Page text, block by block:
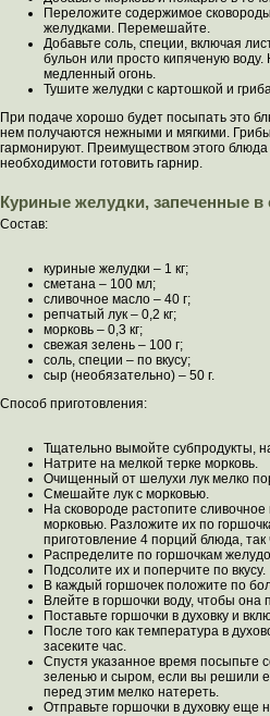
Переложите содержимое
желудками. Перемешайте.
Добавьте соль, специи, включая
бульон или просто кипяченую
медленный огонь.
Тушите желудки с картошкой и
При подаче хорошо будет посыпать это
нем получаются нежными и мягкими.
гармонируют. Преимуществом этого блюда
необходимости готовить гарнир.
Куриные желудки, запеченные в
Состав:
куриные желудки – 1 кг;
сметана – 100 мл;
сливочное масло – 40 г;
репчатый лук – 0,2 кг;
морковь – 0,3 кг;
свежая зелень – 100 г;
соль, специи – по вкусу;
сыр (необязательно) – 50 г.
Способ приготовления:
Тщательно вымойте субпродукты,
Натрите на мелкой терке морковь.
Очищенный от шелухи лук мелко
Смешайте лук с морковью.
На сковороде растопите
морковью. Разложите их по
приготовление 4 порций блюда,
Распределите по горшочкам
Подсолите их и поперчите по вкусу.
В каждый горшочек положите по
Влейте в горшочки воду, чтобы
Поставьте горшочки в духовку и
После того как температура в
засеките час.
Спустя указанное время посыпьте
зеленью и сыром, если вы решили
перед этим мелко натереть.
Отправьте горшочки в духовку еще